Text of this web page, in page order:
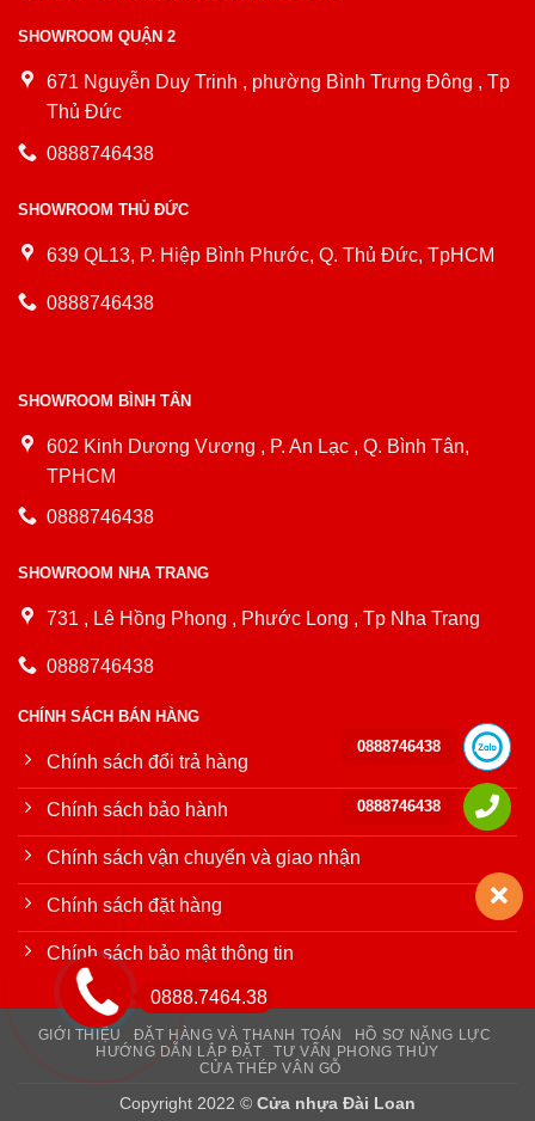
SHOWROOM QUẬN 2
671 Nguyễn Duy Trinh , phường Bình Trưng Đông , Tp
Thủ Đức
0888746438
SHOWROOM THỦ ĐỨC
639 QL13, P. Hiệp Bình Phước, Q. Thủ Đức, TpHCM
0888746438
SHOWROOM BÌNH TÂN
602 Kinh Dương Vương , P. An Lạc , Q. Bình Tân,
TPHCM
0888746438
SHOWROOM NHA TRANG
731 , Lê Hồng Phong , Phước Long , Tp Nha Trang
0888746438
CHÍNH SÁCH BÁN HÀNG
Chính sách đổi trả hàng
Chính sách bảo hành
Chính sách vận chuyển và giao nhận
Chính sách đặt hàng
Chính sách bảo mật thông tin
GIỚI THIỆU ĐẶT HÀNG VÀ THANH TOÁN
HỒ SƠ NĂNG LỰC
HƯỚNG DẪN LẮP ĐẶT
TƯ VẤN PHONG THỦY
CỬA THÉP VÂN GỖ
Copyright 2022 © Cửa nhựa Đài Loan
0888.7464.38
0888746438
0888746438